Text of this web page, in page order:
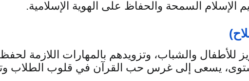
الإسلام السمحة والحفاظ على الهوية الإسلامية.
يسعى إلى غرس حب القرآن في قلوب الطلاب